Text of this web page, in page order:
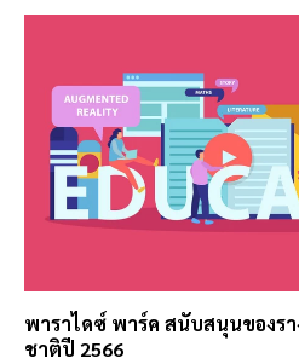
พาราไดซ์ พาร์ค สนับสนุนของรา
ชาติปี 2566